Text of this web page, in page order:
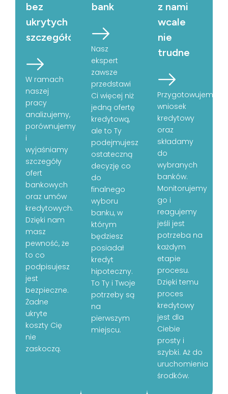
bez
ukrytych
szczegółów
W ramach
naszej
pracy
analizujemy,
porównujemy
i
wyjaśniamy
szczegóły
ofert
bankowych
oraz umów
kredytowych.
Dzięki nam
masz
pewność, że
to co
podpisujesz
jest
bezpieczne.
Żadne
ukryte
koszty Cię
nie
zaskoczą.
bank
Nasz
ekspert
zawsze
przedstawi
Ci więcej niż
jedną ofertę
kredytową,
ale to Ty
podejmujesz
ostateczną
decyzję co
do
finalnego
wyboru
banku, w
którym
będziesz
posiadał
kredyt
hipoteczny.
To Ty i Twoje
potrzeby są
na
pierwszym
miejscu.
z nami
wcale
nie
trudne
Przygotowujemy
wniosek
kredytowy
oraz
składamy
do
wybranych
banków.
Monitorujemy
go i
reagujemy
jeśli jest
potrzeba na
każdym
etapie
procesu.
Dzięki temu
proces
kredytowy
jest dla
Ciebie
prosty i
szybki. Aż do
uruchomienia
środków.